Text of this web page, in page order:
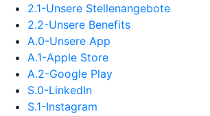
2.1-Unsere Stellenangebote
2.2-Unsere Benefits
A.0-Unsere App
A.1-Apple Store
A.2-Google Play
S.0-LinkedIn
S.1-Instagram